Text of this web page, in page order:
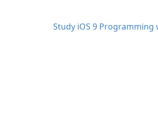
Study iOS 9 Programming